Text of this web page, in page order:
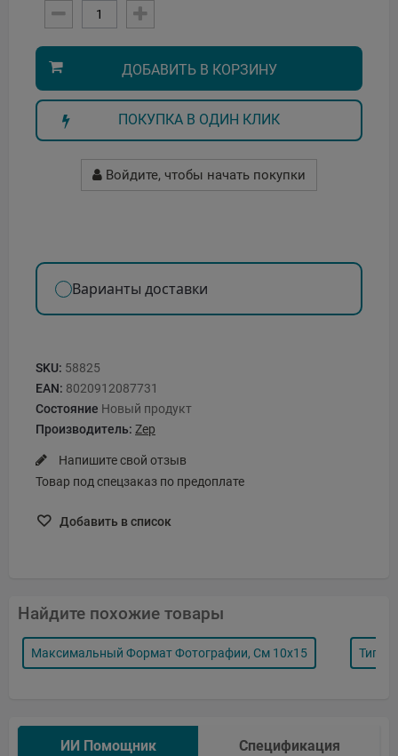
ДОБАВИТЬ В КОРЗИНУ
ПОКУПКА В ОДИН КЛИК
Войдите, чтобы начать покупки
Варианты доставки
SKU: 58825
EAN: 8020912087731
Состояние Новый продукт
Производитель: Zep
Напишите свой отзыв
Товар под спецзаказ по предоплате
Добавить в список
Найдите похожие товары
Максимальный Формат Фотографии, См 10x15 Тип
ИИ Помощник Спецификация